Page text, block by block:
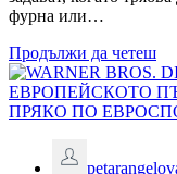
фурна или…
Продължи да четеш